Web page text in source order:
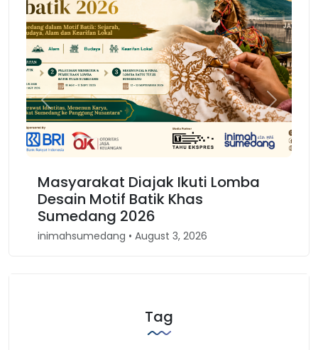
Diajak Ikuti Lomba
Batik Khas
2026
• August 3, 2026
Karnaval
Previous Next
Tag